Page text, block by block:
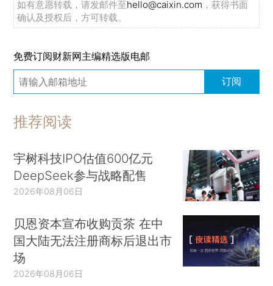
如有意愿转载，请发邮件至hello@caixin.com ，获得书面
确认及授权后，方可转载。
免费订阅财新网主编精选版电邮
订阅
推荐阅读
宇树科技IPO估值600亿元
DeepSeek参与战略配售
2026年08月06日
贝恩资本宣布收购贡茶 在中
国大陆无法注册商标后退出市
场
2026年08月06日